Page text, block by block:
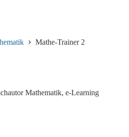
Mathe-Trainer 2
Mathematik, e-Learning